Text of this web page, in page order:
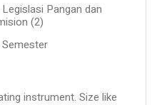
Pangan dan
(2)
Semester
instrument. Size like